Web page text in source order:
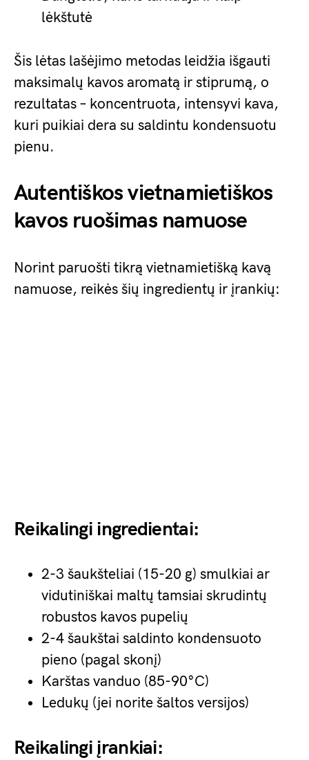
lėkštutė
Šis lėtas lašėjimo metodas leidžia išgauti
maksimalų kavos aromatą ir stiprumą, o
rezultatas – koncentruota, intensyvi kava,
kuri puikiai dera su saldintu kondensuotu
pienu.
Autentiškos vietnamietiškos
kavos ruošimas namuose
Norint paruošti tikrą vietnamietišką kavą
namuose, reikės šių ingredientų ir įrankių:
Reikalingi ingredientai:
2-3 šaukšteliai (15-20 g) smulkiai ar
vidutiniškai maltų tamsiai skrudintų
robustos kavos pupelių
2-4 šaukštai saldinto kondensuoto
pieno (pagal skonį)
Karštas vanduo (85-90°C)
Ledukų (jei norite šaltos versijos)
Reikalingi įrankiai: